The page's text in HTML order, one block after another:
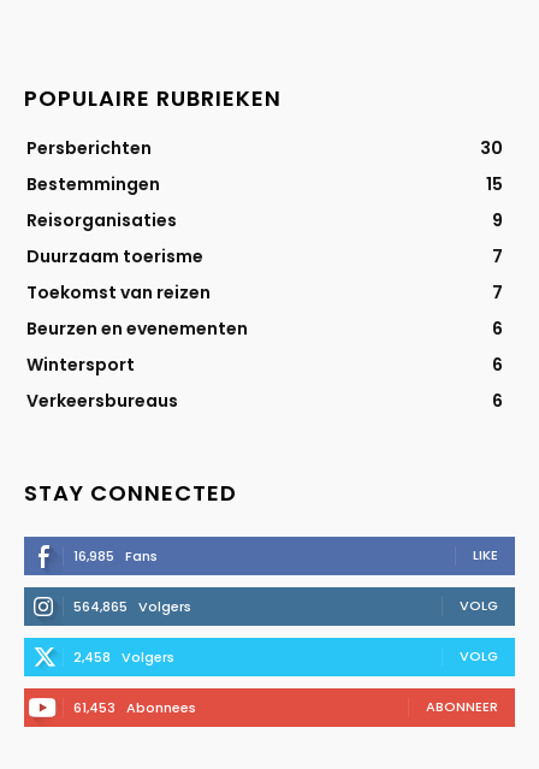
POPULAIRE RUBRIEKEN
Persberichten
30
Bestemmingen
15
Reisorganisaties
9
Duurzaam toerisme
7
Toekomst van reizen
7
Beurzen en evenementen
6
Wintersport
6
Verkeersbureaus
6
STAY CONNECTED
16,985 Fans LIKE
564,865 Volgers VOLG
2,458 Volgers VOLG
61,453 Abonnees ABONNEER